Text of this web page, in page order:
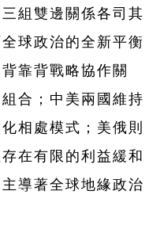
組雙邊關係各司其
球政治的全新平衡
靠背戰略協作關
合；中美兩國維持
相處模式；美俄則
在有限的利益緩和
導著全球地緣政治